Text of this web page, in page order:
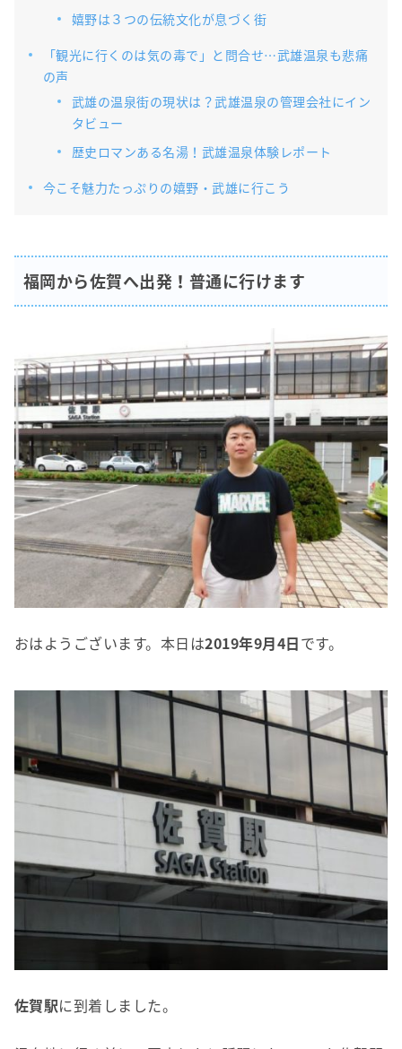
嬉野は３つの伝統文化が息づく街
「観光に行くのは気の毒で」と問合せ…武雄温泉も悲痛
の声
武雄の温泉街の現状は？武雄温泉の管理会社にイン
タビュー
歴史ロマンある名湯！武雄温泉体験レポート
今こそ魅力たっぷりの嬉野・武雄に行こう
福岡から佐賀へ出発！普通に行けます
おはようございます。本日は2019年9月4日です。
佐賀駅に到着しました。